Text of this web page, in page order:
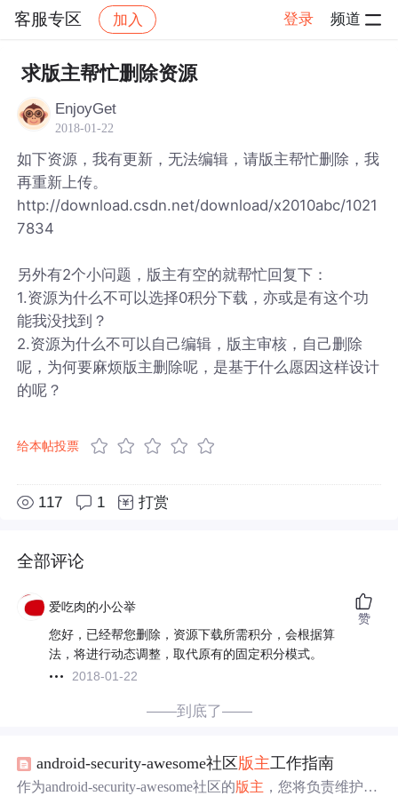
客服专区 加入 登录 频道
社区 客服专区 帖子详情
求版主帮忙删除资源
EnjoyGet
2018-01-22
如下资源，我有更新，无法编辑，请版主帮忙删除，我
再重新上传。
http://download.csdn.net/download/x2010abc/1021
7834
另外有2个小问题，版主有空的就帮忙回复下：
1.资源为什么不可以选择0积分下载，亦或是有这个功
能我没找到？
2.资源为什么不可以自己编辑，版主审核，自己删除
呢，为何要麻烦版主删除呢，是基于什么愿因这样设计
的呢？
给本帖投票
117 1 打赏
全部评论
爱吃肉的小公举
您好，已经帮您删除，资源下载所需积分，会根据算
法，将进行动态调整，取代原有的固定积分模式。
2018-01-22
赞
——到底了——
android-security-awesome社区 版主工作指南
作为android-security-awesome社区的版主 ，您将负责维护项